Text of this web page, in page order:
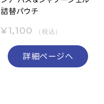
詰替パウチ
¥1,100 （税込）
詳細ページへ